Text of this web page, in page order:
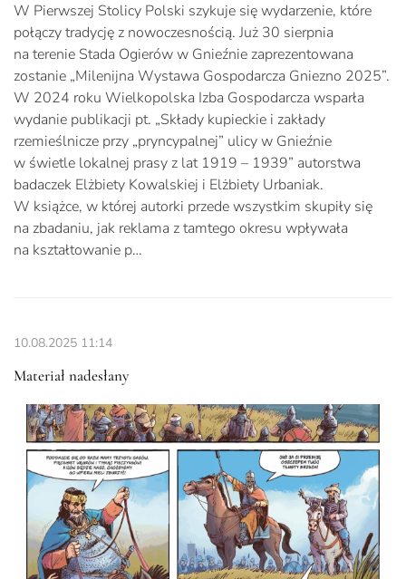
W Pierwszej Stolicy Polski szykuje się wydarzenie, które
połączy tradycję z nowoczesnością. Już 30 sierpnia
na terenie Stada Ogierów w Gnieźnie zaprezentowana
zostanie „Milenijna Wystawa Gospodarcza Gniezno 2025”.
W 2024 roku Wielkopolska Izba Gospodarcza wsparła
wydanie publikacji pt. „Składy kupieckie i zakłady
rzemieślnicze przy „pryncypalnej” ulicy w Gnieźnie
w świetle lokalnej prasy z lat 1919 – 1939” autorstwa
badaczek Elżbiety Kowalskiej i Elżbiety Urbaniak.
W książce, w której autorki przede wszystkim skupiły się
na zbadaniu, jak reklama z tamtego okresu wpływała
na kształtowanie p…
10.08.2025 11:14
Materiał nadesłany